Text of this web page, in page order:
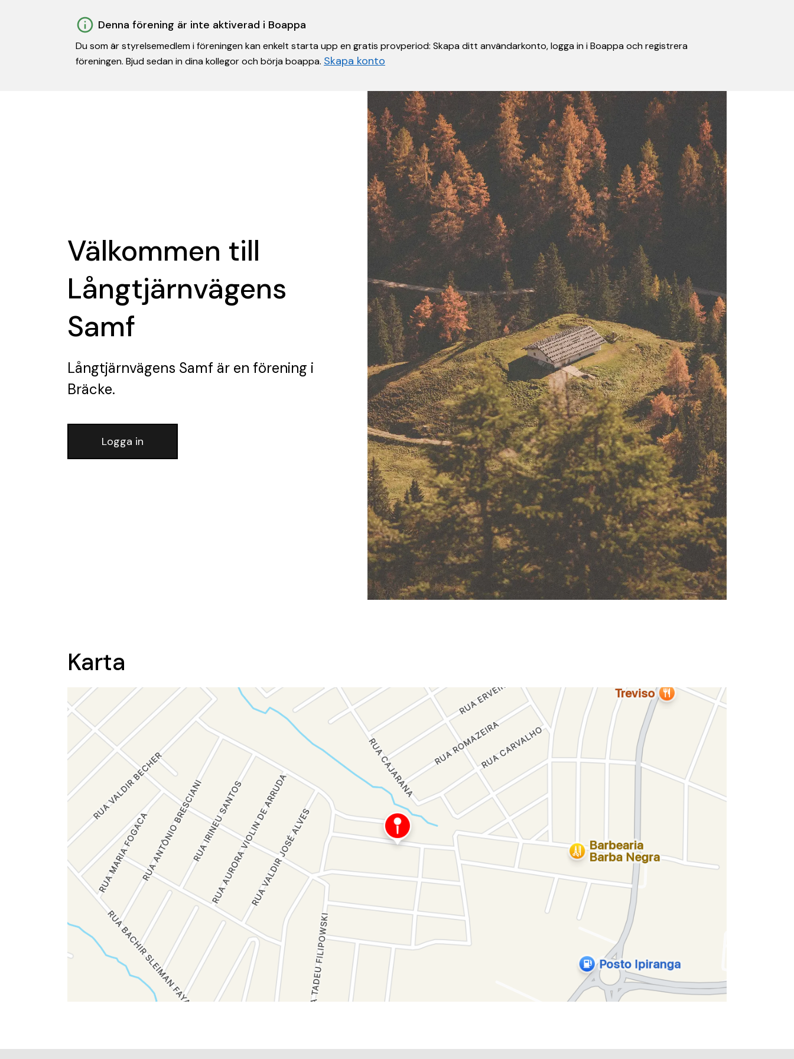
Denna förening är inte aktiverad i Boappa
Du som är styrelsemedlem i föreningen kan enkelt starta upp en gratis provperiod: Skapa ditt användarkonto, logga in i Boappa och registrera
föreningen. Bjud sedan in dina kollegor och börja boappa. Skapa konto
Välkommen till
Långtjärnvägens
Samf
Långtjärnvägens Samf är en förening i
Bräcke.
Logga in
Karta